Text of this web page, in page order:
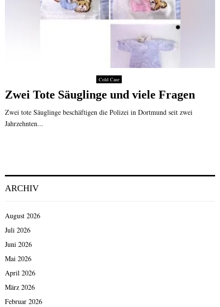
Cold Case
Zwei Tote Säuglinge und viele Fragen
Zwei tote Säuglinge beschäftigen die Polizei in Dortmund seit zwei
Jahrzehnten...
ARCHIV
August 2026
Juli 2026
Juni 2026
Mai 2026
April 2026
März 2026
Februar 2026